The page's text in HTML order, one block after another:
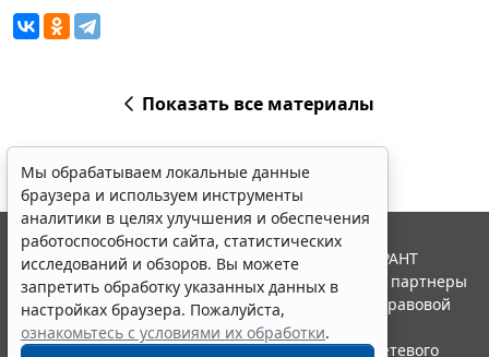
Показать все материалы
Мы обрабатываем локальные данные
браузера и используем инструменты
аналитики в целях улучшения и обеспечения
работоспособности сайта, статистических
исследований и обзоров. Вы можете
запретить обработку указанных данных в
настройках браузера. Пожалуйста,
ознакомьтесь с условиями их обработки.
© ООО "НПП "ГАРАНТ-СЕРВИС", 2026. Система ГАРАНТ
выпускается с 1990 года. Компания "Гарант" и ее партнеры
являются участниками Российской ассоциации правовой
информации ГАРАНТ.
Портал ГАРАНТ.РУ зарегистрирован в качестве сетевого